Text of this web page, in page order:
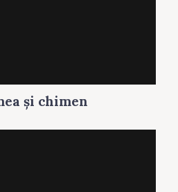
și chimen